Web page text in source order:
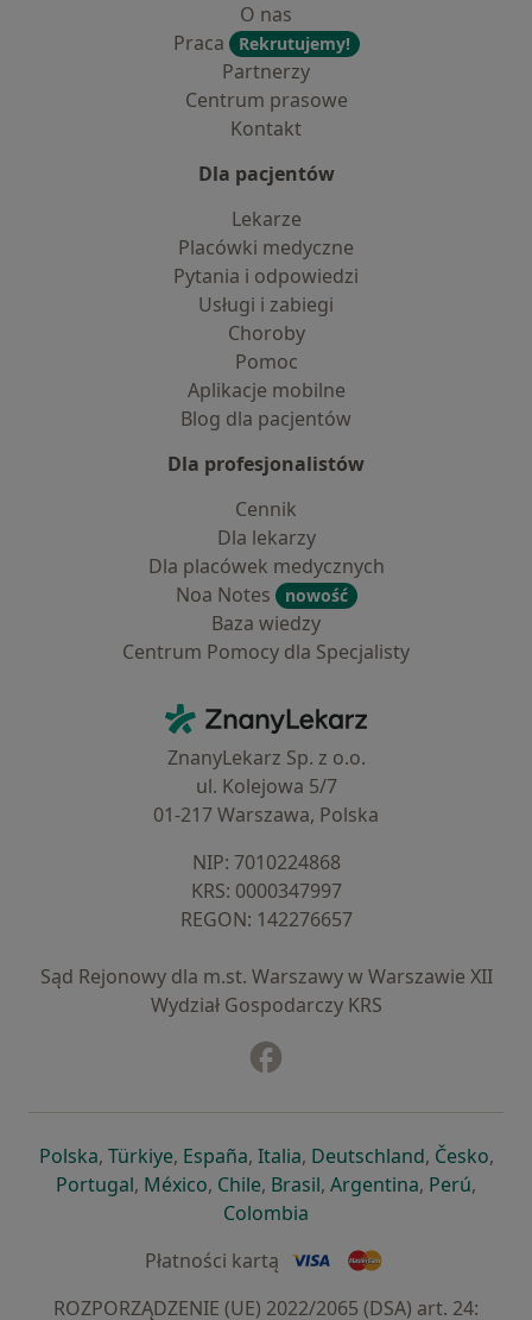
O nas
Praca
Rekrutujemy!
Partnerzy
Centrum prasowe
Kontakt
Dla pacjentów
Lekarze
Placówki medyczne
Pytania i odpowiedzi
Usługi i zabiegi
Choroby
Pomoc
Aplikacje mobilne
Blog dla pacjentów
Dla profesjonalistów
Cennik
Dla lekarzy
Dla placówek medycznych
Noa Notes
nowość
Baza wiedzy
Centrum Pomocy dla Specjalisty
ZnanyLekarz - Strona główna
ZnanyLekarz Sp. z o.o.
ul. Kolejowa 5/7
01-217 Warszawa, Polska
NIP: ⁠7010224868
KRS: ⁠0000347997
REGON: ⁠142276657
Sąd Rejonowy dla m.st. Warszawy w Warszawie XII
Wydział Gospodarczy KRS
Polskaotwiera się w nowej karcie
, Türkiyeotwiera się w nowej karcie
, Españaotwiera się w nowej karcie
, Italiaotwiera się w nowej
, Deutschlandotwiera się
, Česko,
Portugalotwiera się w nowej karcie
, Méxicootwiera się w nowej karcie
, Chileotwiera się w nowej karcie
, Brasilotwiera się w nowej
, Argentinaotwiera się
, Perú,
Colombia
Płatności kartą
ROZPORZĄDZENIE (UE) 2022/2065 (DSA) art. 24: